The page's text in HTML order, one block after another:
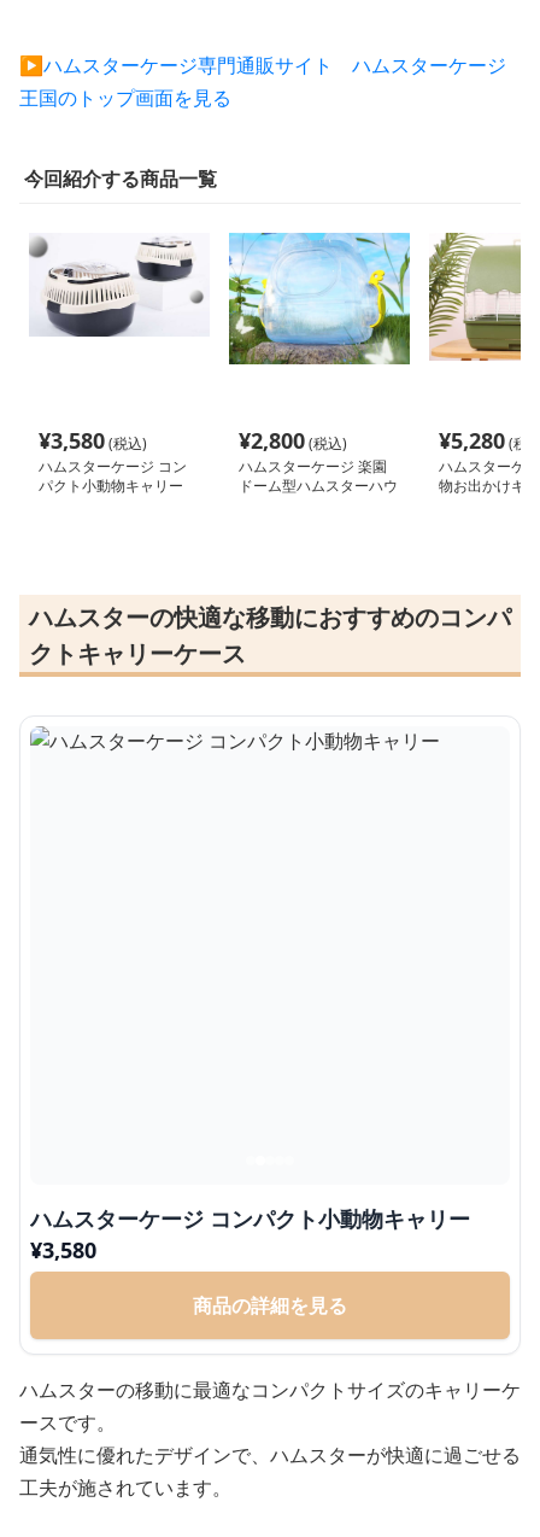
▶︎ハムスターケージ専門通販サイト ハムスターケージ
王国のトップ画面を見る
今回紹介する商品一覧
¥3,580(税込)
ハムスターケージ コン
パクト小動物キャリー
¥2,800(税込)
ハムスターケージ 楽園
ドーム型ハムスターハウ
¥5,280(税
ハムスターケ
物お出かけキ
ハムスターの快適な移動におすすめのコンパ
クトキャリーケース
ハムスターケージ コンパクト小動物キャリー
¥3,580
商品の詳細を見る
ハムスターの移動に最適なコンパクトサイズのキャリーケ
ースです。
通気性に優れたデザインで、ハムスターが快適に過ごせる
工夫が施されています。